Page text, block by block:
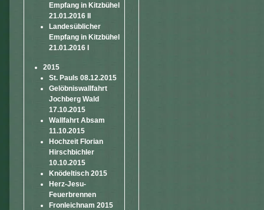
Empfang in Kitzbühel
21.01.2016 II
Landesüblicher
Empfang in Kitzbühel
21.01.2016 I
2015
St. Pauls 08.12.2015
Gelöbniswallfahrt
Jochberg Wald
17.10.2015
Wallfahrt Absam
11.10.2015
Hochzeit Florian
Hirschbichler
10.10.2015
Knödeltisch 2015
Herz-Jesu-
Feuerbrennen
Fronleichnam 2015